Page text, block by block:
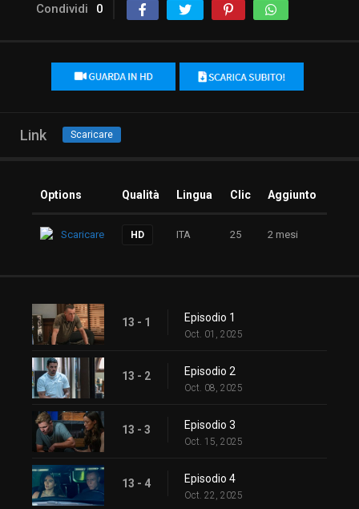
Condividi 0
Link Scaricare
Options Qualità Lingua Clic Aggiunto
Scaricare HD ITA 25 2 mesi
13 - 1 Episodio 1
Oct. 01, 2025
13 - 2 Episodio 2
Oct. 08, 2025
13 - 3 Episodio 3
Oct. 15, 2025
13 - 4 Episodio 4
Oct. 22, 2025